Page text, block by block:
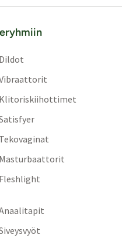
Dildot
Klitoriskiihottimet
Tekovaginat
Masturbaattorit
Fleshlight